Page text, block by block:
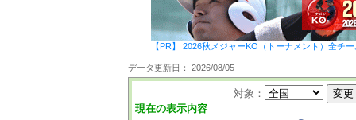
【PR】 2026秋メジャーKO（トーナメント）全チ
データ更新日： 2026/08/05
現在の表示内容
対象：